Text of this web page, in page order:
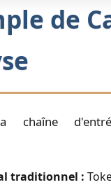
de
chaîne
traditionnel :